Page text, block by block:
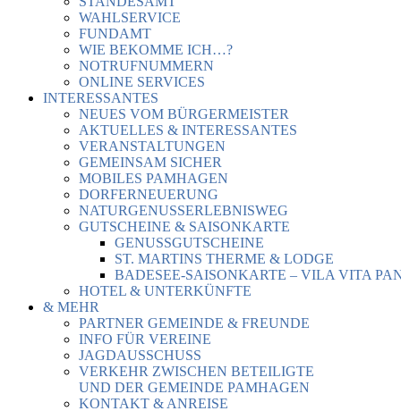
WAHLSERVICE
FUNDAMT
WIE BEKOMME ICH…?
NOTRUFNUMMERN
ONLINE SERVICES
INTERESSANTES
NEUES VOM BÜRGERMEISTER
AKTUELLES & INTERESSANTES
VERANSTALTUNGEN
GEMEINSAM SICHER
MOBILES PAMHAGEN
DORFERNEUERUNG
NATURGENUSSERLEBNISWEG
GUTSCHEINE & SAISONKARTE
GENUSSGUTSCHEINE
ST. MARTINS THERME & LODGE
BADESEE-SAISONKARTE – VILA VITA
HOTEL & UNTERKÜNFTE
& MEHR
PARTNER GEMEINDE & FREUNDE
INFO FÜR VEREINE
JAGDAUSSCHUSS
VERKEHR ZWISCHEN BETEILIGTE
UND DER GEMEINDE PAMHAGEN
KONTAKT & ANREISE